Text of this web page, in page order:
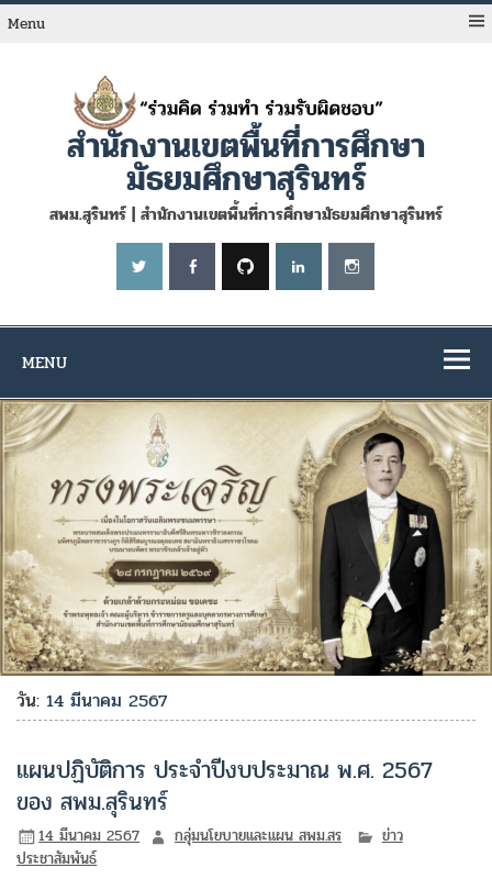
Skip
toMenu
สำนักงานเขตพื้นที่การศึกษา
มัธยมศึกษาสุรินทร์
สพม.สุรินทร์ | สำนักงานเขตพื้นที่การศึกษามัธยมศึกษาสุรินทร์
MENU
วัน:14 มีนาคม 2567
แผนปฏิบัติการ ประจำปีงบประมาณ พ.ศ. 2567
ของ สพม.สุรินทร์
14 มีนาคม 2567 กลุ่มนโยบายและแผน สพม.สร
ข่าว
ประชาสัมพันธ์